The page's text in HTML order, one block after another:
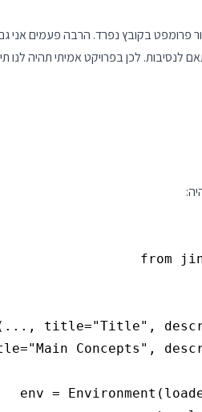
פרומפט בקובץ נפרד. הרבה פעמים אני